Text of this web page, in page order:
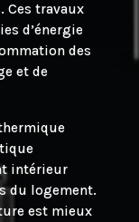
Ces travaux
d’énergie
des
et de
intérieur
du logement.
est mieux